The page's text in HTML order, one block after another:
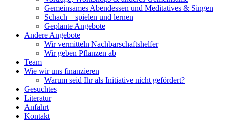
Gemeinsames Abendessen und Meditatives & Singen
Schach – spielen und lernen
Geplante Angebote
Andere Angebote
Wir vermitteln Nachbarschaftshelfer
Wir geben Pflanzen ab
Team
Wie wir uns finanzieren
Warum seid Ihr als Initiative nicht gefördert?
Gesuchtes
Literatur
Anfahrt
Kontakt